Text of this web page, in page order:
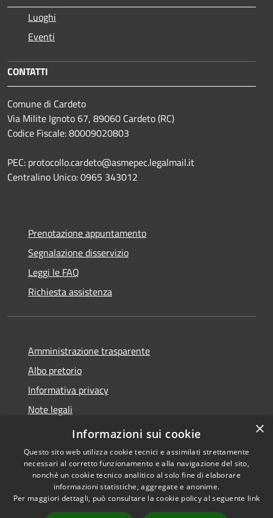
Luoghi
Eventi
CONTATTI
Comune di Cardeto
Via Milite Ignoto 67, 89060 Cardeto (RC)
Codice Fiscale: 80009020803
PEC: protocollo.cardeto@asmepec.legalmail.it
Centralino Unico: 0965 343012
Prenotazione appuntamento
Segnalazione disservizio
Leggi le FAQ
Richiesta assistenza
Amministrazione trasparente
Albo pretorio
Informativa privacy
Note legali
Dichiarazione di accessibilità
Accessibilità
Copyright © 2026 • Comune di
Cardeto • Powered by
×
Informazioni sui cookie
Questo sito web utilizza cookie tecnici e assimilati strettamente
necessari al corretto funzionamento e alla navigazione del sito,
nonché un cookie tecnico analitico al solo fine di elaborare
informazioni statistiche, aggregate e anonime.
Per maggiori dettagli, può consultare la cookie policy al seguente link